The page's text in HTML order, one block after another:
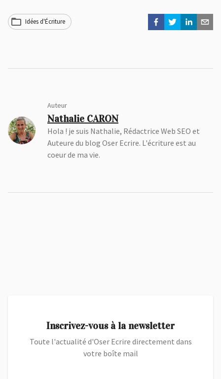
Idées d'Écriture
Auteur
Nathalie CARON
Hola ! je suis Nathalie, Rédactrice Web SEO et
Auteure du blog Oser Ecrire. L'écriture est au
coeur de ma vie.
Inscrivez-vous à la newsletter
Toute l'actualité d'Oser Ecrire directement dans
votre boîte mail